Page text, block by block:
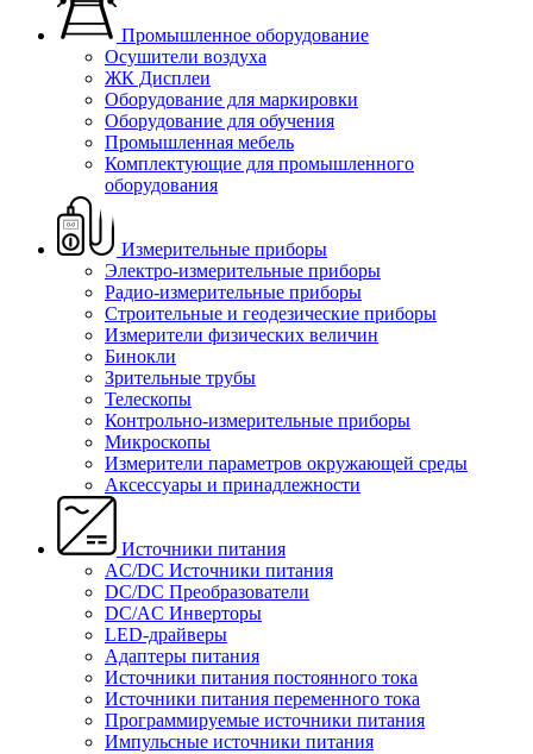
Промышленное оборудование
Осушители воздуха
ЖК Дисплеи
Оборудование для маркировки
Оборудование для обучения
Промышленная мебель
Комплектующие для промышленного
оборудования
Измерительные приборы
Электро-измерительные приборы
Радио-измерительные приборы
Строительные и геодезические приборы
Измерители физических величин
Бинокли
Зрительные трубы
Телескопы
Контрольно-измерительные приборы
Микроскопы
Измерители параметров окружающей среды
Аксессуары и принадлежности
Источники питания
AC/DC Источники питания
DC/DC Преобразователи
DC/AC Инверторы
LED-драйверы
Адаптеры питания
Источники питания постоянного тока
Источники питания переменного тока
Программируемые источники питания
Импульсные источники питания